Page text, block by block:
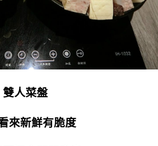
雙人菜盤
來新鮮有脆度